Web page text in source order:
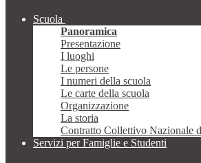
Scuola
Panoramica
Presentazione
I luoghi
Le persone
I numeri della scuola
Le carte della scuola
Organizzazione
La storia
Contratto Collettivo Nazionale
Servizi per Famiglie e Studenti